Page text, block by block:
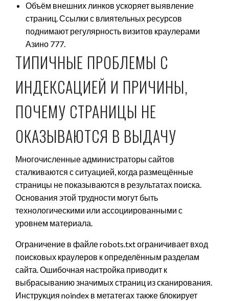
Объём внешних линков ускоряет выявление
страниц. Ссылки с влиятельных ресурсов
поднимают регулярность визитов краулерами
Азино 777.
ТИПИЧНЫЕ ПРОБЛЕМЫ С
ИНДЕКСАЦИЕЙ И ПРИЧИНЫ,
ПОЧЕМУ СТРАНИЦЫ НЕ
ОКАЗЫВАЮТСЯ В ВЫДАЧУ
Многочисленные администраторы сайтов
сталкиваются с ситуацией, когда размещённые
страницы не показываются в результатах поиска.
Основания этой трудности могут быть
технологическими или ассоциированными с
уровнем материала.
Ограничение в файле robots.txt ограничивает вход
поисковых краулеров к определённым разделам
сайта. Ошибочная настройка приводит к
выбрасыванию значимых страниц из сканирования.
Инструкция noindex в метатегах также блокирует